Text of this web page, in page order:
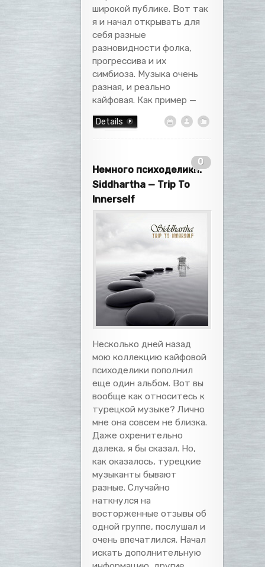
широкой публике. Вот так
я и начал открывать для
себя разные
разновидности фолка,
прогрессива и их
симбиоза. Музыка очень
разная, и реально
кайфовая. Как пример —
Details
0
Немного психоделики:
Siddhartha — Trip To
Innerself
Несколько дней назад
мою коллекцию кайфовой
психоделики пополнил
еще один альбом. Вот вы
вообще как относитесь к
турецкой музыке? Лично
мне она совсем не близка.
Даже охренительно
далека, я бы сказал. Но,
как оказалось, турецкие
музыканты бывают
разные. Случайно
наткнулся на
восторженные отзывы об
одной группе, послушал и
очень впечатлился. Начал
искать дополнительную